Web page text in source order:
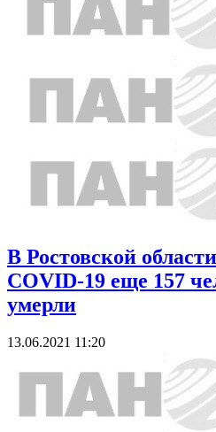
В Ростовской
COVID-19 еще 157
умерли
13.06.2021 11:20